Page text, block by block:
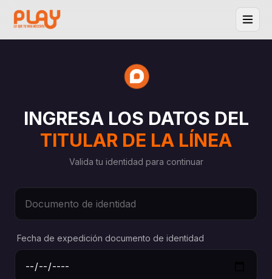
INGRESA LOS DATOS DEL
TITULAR DE LA LÍNEA
Valida tu identidad para continuar
Fecha de expedición documento de identidad